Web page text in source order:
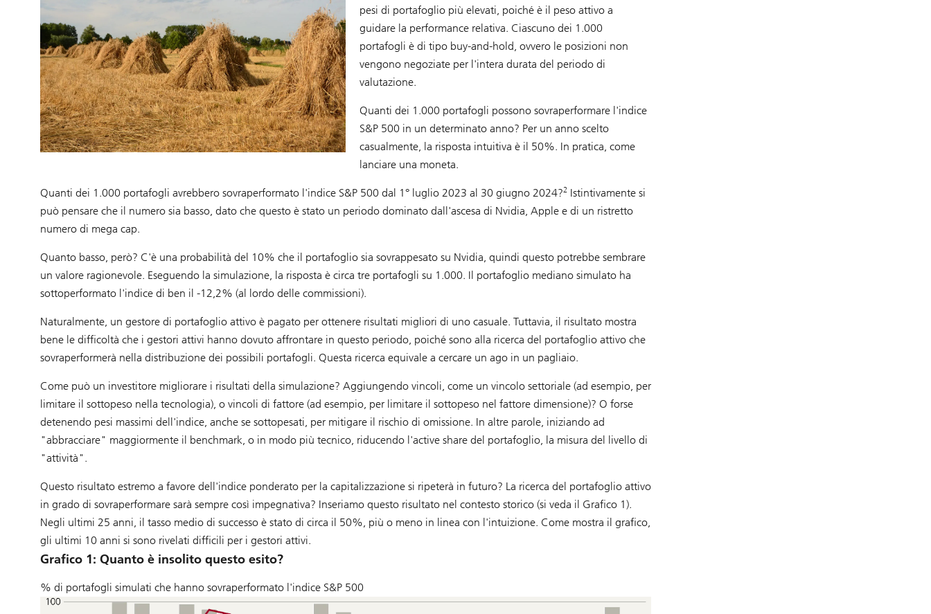
pesi di portafoglio più elevati, poiché è il peso attivo a
guidare la performance relativa. Ciascuno dei 1.000
portafogli è di tipo buy-and-hold, ovvero le posizioni non
vengono negoziate per l'intera durata del periodo di
valutazione.
Quanti dei 1.000 portafogli possono sovraperformare l'indice
S&P 500 in un determinato anno? Per un anno scelto
casualmente, la risposta intuitiva è il 50%. In pratica, come
lanciare una moneta.
Quanti dei 1.000 portafogli avrebbero sovraperformato l'indice S&P 500 dal 1° luglio 2023 al 30 giugno 2024?2Istintivamente si
può pensare che il numero sia basso, dato che questo è stato un periodo dominato dall'ascesa di Nvidia, Apple e di un ristretto
numero di mega cap.
Quanto basso, però? C'è una probabilità del 10% che il portafoglio sia sovrappesato su Nvidia, quindi questo potrebbe sembrare
un valore ragionevole. Eseguendo la simulazione, la risposta è circa tre portafogli su 1.000. Il portafoglio mediano simulato ha
sottoperformato l'indice di ben il -12,2% (al lordo delle commissioni).
Naturalmente, un gestore di portafoglio attivo è pagato per ottenere risultati migliori di uno casuale. Tuttavia, il risultato mostra
bene le difficoltà che i gestori attivi hanno dovuto affrontare in questo periodo, poiché sono alla ricerca del portafoglio attivo che
sovraperformerà nella distribuzione dei possibili portafogli. Questa ricerca equivale a cercare un ago in un pagliaio.
Come può un investitore migliorare i risultati della simulazione? Aggiungendo vincoli, come un vincolo settoriale (ad esempio, per
limitare il sottopeso nella tecnologia), o vincoli di fattore (ad esempio, per limitare il sottopeso nel fattore dimensione)? O forse
detenendo pesi massimi dell'indice, anche se sottopesati, per mitigare il rischio di omissione. In altre parole, iniziando ad
"abbracciare" maggiormente il benchmark, o in modo più tecnico, riducendo l'active share del portafoglio, la misura del livello di
"attività".
Questo risultato estremo a favore dell'indice ponderato per la capitalizzazione si ripeterà in futuro? La ricerca del portafoglio attivo
in grado di sovraperformare sarà sempre così impegnativa? Inseriamo questo risultato nel contesto storico (si veda il Grafico 1).
Negli ultimi 25 anni, il tasso medio di successo è stato di circa il 50%, più o meno in linea con l'intuizione. Come mostra il grafico,
gli ultimi 10 anni si sono rivelati difficili per i gestori attivi.
Grafico 1: Quanto è insolito questo esito?
% di portafogli simulati che hanno sovraperformato l'indice S&P 500